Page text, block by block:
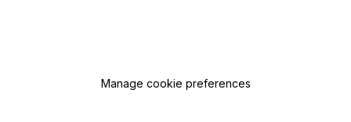
Manage cookie preferences